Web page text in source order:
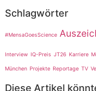
Schlagwörter
#MensaGoesScience
Interview IQ-Preis JT26 Karriere
München Projekte Reportage TV
Diese Artikel